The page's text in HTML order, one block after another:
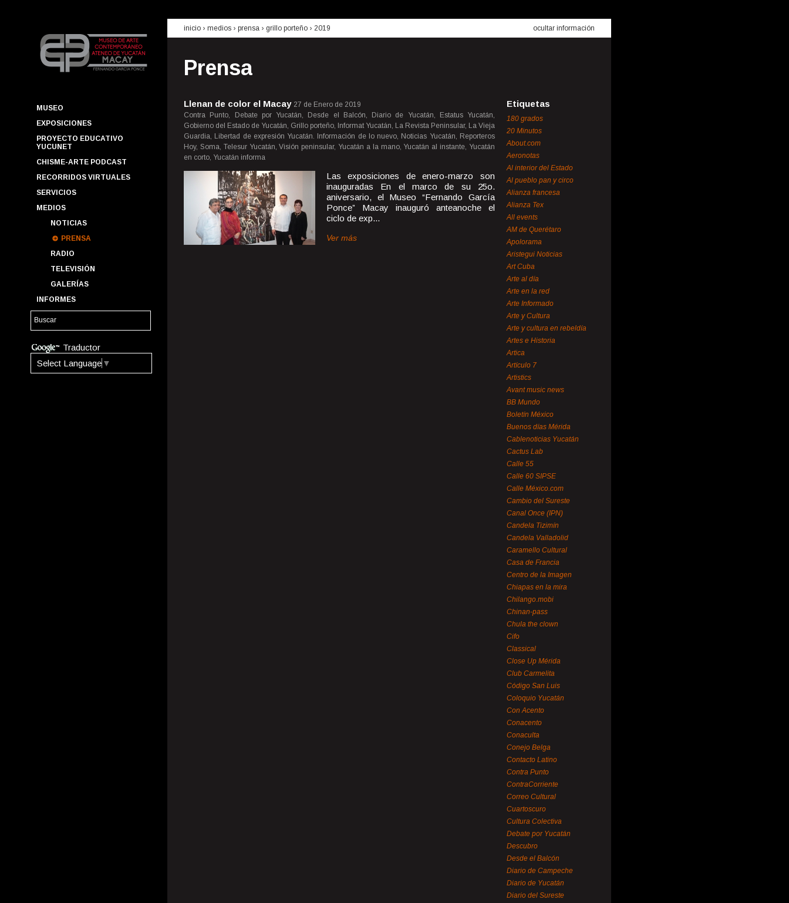
MUSEO
EXPOSICIONES
PROYECTO EDUCATIVO
YUCUNET
CHISME-ARTE PODCAST
RECORRIDOS VIRTUALES
SERVICIOS
MEDIOS
NOTICIAS
PRENSA
RADIO
TELEVISIÓN
GALERÍAS
INFORMES
Traductor
Select Language ▼
inicio › medios › prensa › grillo porteño › 2019 ocultar información
Prensa
Llenan de color el Macay 27 de Enero de 2019
Contra Punto, Debate por Yucatán, Desde el Balcón, Diario de Yucatán, Estatus Yucatán,
Gobierno del Estado de Yucatán, Grillo porteño, Informat Yucatán, La Revista Peninsular, La Vieja
Guardia, Libertad de expresión Yucatán. Información de lo nuevo, Noticias Yucatán, Reporteros
Hoy, Soma, Telesur Yucatán, Visión peninsular, Yucatán a la mano, Yucatán al instante, Yucatán
en corto, Yucatán informa
Las exposiciones de enero-marzo son
inauguradas En el marco de su 25o.
aniversario, el Museo “Fernando García
Ponce” Macay inauguró anteanoche el
ciclo de exp...
Ver más
Etiquetas
180 grados
20 Minutos
About.com
Aeronotas
Al interior del Estado
Al pueblo pan y circo
Alianza francesa
Alianza Tex
All events
AM de Querétaro
Apolorama
Aristegui Noticias
Art Cuba
Arte al día
Arte en la red
Arte Informado
Arte y Cultura
Arte y cultura en rebeldía
Artes e Historia
Artica
Artículo 7
Artistics
Avant music news
BB Mundo
Boletín México
Buenos días Mérida
Cablenoticias Yucatán
Cactus Lab
Calle 55
Calle 60 SIPSE
Calle México.com
Cambio del Sureste
Canal Once (IPN)
Candela Tizimín
Candela Valladolid
Caramello Cultural
Casa de Francia
Centro de la Imagen
Chiapas en la mira
Chilango.mobi
Chinan-pass
Chula the clown
Cifo
Classical
Close Up Mérida
Club Carmelita
Código San Luis
Coloquio Yucatán
Con Acento
Conacento
Conaculta
Conejo Belga
Contacto Latino
Contra Punto
ContraCorriente
Correo Cultural
Cuartoscuro
Cultura Colectiva
Debate por Yucatán
Descubro
Desde el Balcón
Diario de Campeche
Diario de Yucatán
Diario del Sureste